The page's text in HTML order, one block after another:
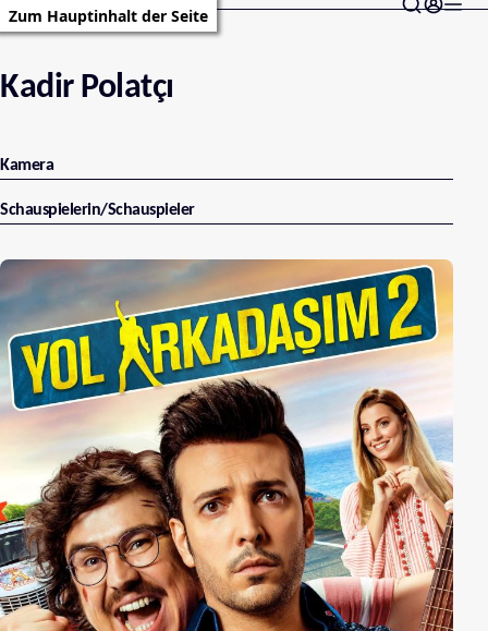
Zum Hauptinhalt der Seite
Kadir Polatçı
Kamera
Schauspielerin/Schauspieler